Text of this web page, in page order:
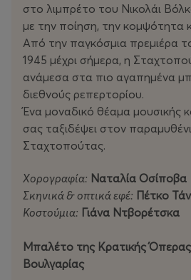
στο λιμπρέτο του Νικολάι
με την ποίηση, την κομψότητα
Από την παγκόσμια πρεμιέρα
1945 μέχρι σήμερα, η
ανάμεσα στα πιο αγαπημένα
διεθνούς ρεπερτορίου.
​Ένα μοναδικό θέαμα μουσικής
σας ταξιδέψει στον
Σταχτοπούτας.
Χορογραφία: Ναταλία Οσίποβα
Σκηνικά & οπτικά εφέ: Πέτκο
Κοστούμια: Γιάνα Ντβορέτσκα
Μπαλέτο της Κρατικής
Βουλγαρίας